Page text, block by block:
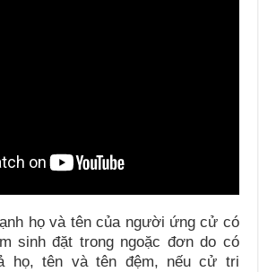
họ và tên của người ứng cử có
sinh đặt trong ngoặc đơn do có
họ, tên và tên đệm, nếu cử tri